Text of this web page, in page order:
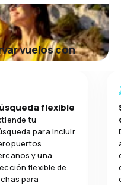
vuelos con
flexible
tu
para incluir
y una
flexible de
para